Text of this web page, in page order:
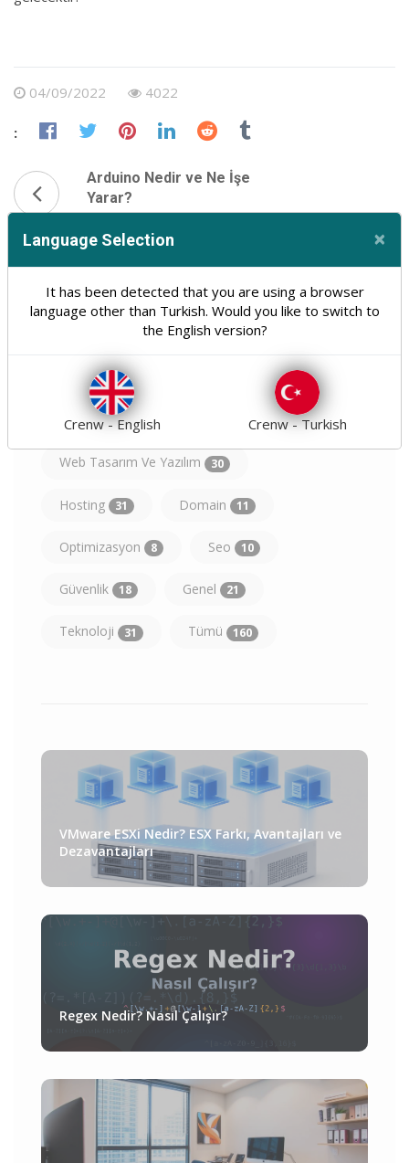
04/09/2022 4022
:
Arduino Nedir ve Ne İşe
Yarar?
27/08/2022
Web Tasarım Ve Yazılım 30
Hosting 31 Domain 11
Optimizasyon 8 Seo 10
Güvenlik 18 Genel 21
Teknoloji 31 Tümü 160
VMware ESXi Nedir? ESX Farkı, Avantajları ve
Dezavantajları
Regex Nedir? Nasıl Çalışır?
Language Selection ×
It has been detected that you are using a browser
language other than Turkish. Would you like to switch to
the English version?
Crenw - English Crenw - Turkish